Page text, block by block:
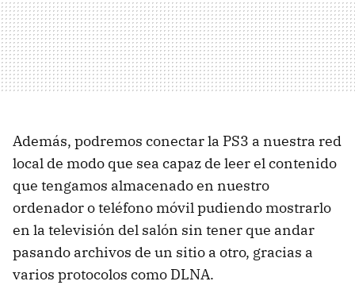
Además, podremos conectar la PS3 a nuestra red
local de modo que sea capaz de leer el contenido
que tengamos almacenado en nuestro
ordenador o teléfono móvil pudiendo mostrarlo
en la televisión del salón sin tener que andar
pasando archivos de un sitio a otro, gracias a
varios protocolos como DLNA.